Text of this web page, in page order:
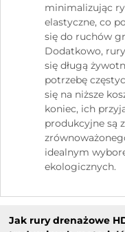
minimalizując
elastyczne, co
się do ruchów
Dodatkowo,
się długą
potrzebę
się na niższe
koniec, ich
produkcyjne są
idealnym
ekologicznych.
Jak rury drenażowe